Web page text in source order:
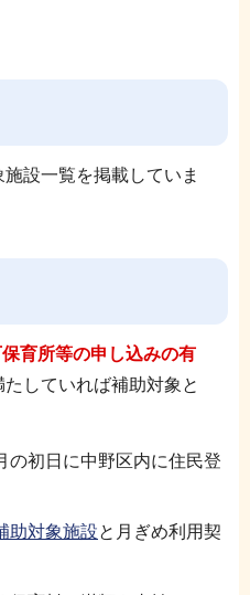
施設一覧を掲載していま
育所等の申し込みの有
していれば補助対象と
の初日に中野区内に住民登
助対象施設と月ぎめ利用契